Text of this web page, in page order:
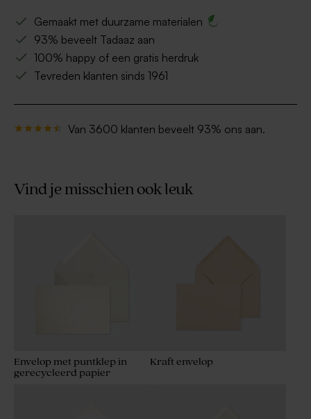
Gemaakt met duurzame materialen
93% beveelt Tadaaz aan
100% happy of een gratis herdruk
Tevreden klanten sinds 1961
Van 3600 klanten beveelt 93% ons aan.
Vind je misschien ook leuk
Envelop met puntklep in
gerecycleerd papier
Kraft envelop